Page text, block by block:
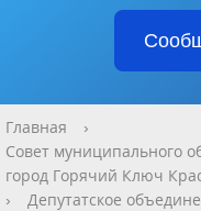
Главная
›
Совет муниципального
город Горячий Ключ
›
Депутатское